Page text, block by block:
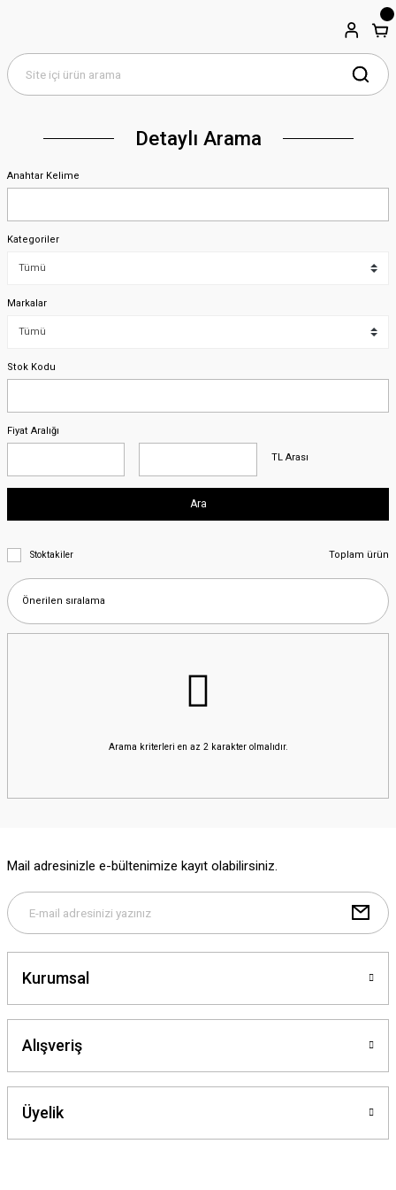
Detaylı Arama
Anahtar Kelime
Kategoriler
Markalar
Stok Kodu
Fiyat Aralığı
TL Arası
Ara
Stoktakiler Toplam ürün
Arama kriterleri en az 2 karakter olmalıdır.
Mail adresinizle e-bültenimize kayıt olabilirsiniz.
Kurumsal
Alışveriş
Üyelik